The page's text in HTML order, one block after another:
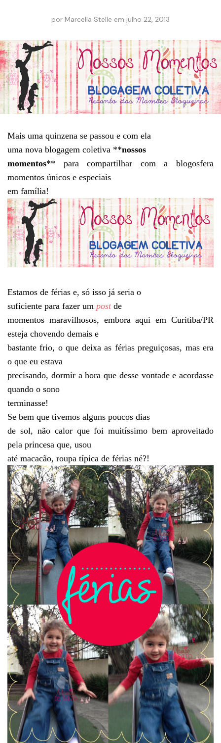
por Marcella Stelle em julho 22, 2013
Mais uma quinzena se passou e com ela
uma nova blogagem coletiva **nossos
momentos** para compartilhar com a blogosfera
momentos únicos e especiais
em família!
Estamos de férias e, só isso já seria o
suficiente para fazer um postde
momentos maravilhosos, embora aqui em Curitiba/PR
esteja chovendo demais e
bastante frio, o que deixa as férias preguiçosas, mas era
o que eu estava
precisando, dormir a hora que desse vontade e acordasse
quando o sono
terminasse!
Se bem que tivemos alguns poucos dias
de sol, não calor que foi muitíssimo bem aproveitado
pela princesa que, usou
até macacão, roupa típica de férias né?!